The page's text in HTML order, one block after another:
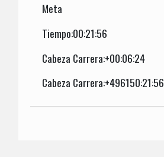
Meta
Tiempo:00:21:56
Cabeza Carrera:+00:06:24
Cabeza Carrera:+496150:21:56